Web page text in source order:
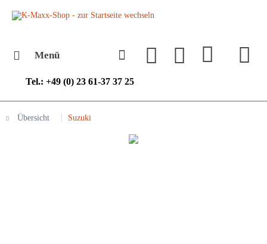
Tel.: +49 (0) 23 61-37 37 25
Menü
Übersicht Suzuki